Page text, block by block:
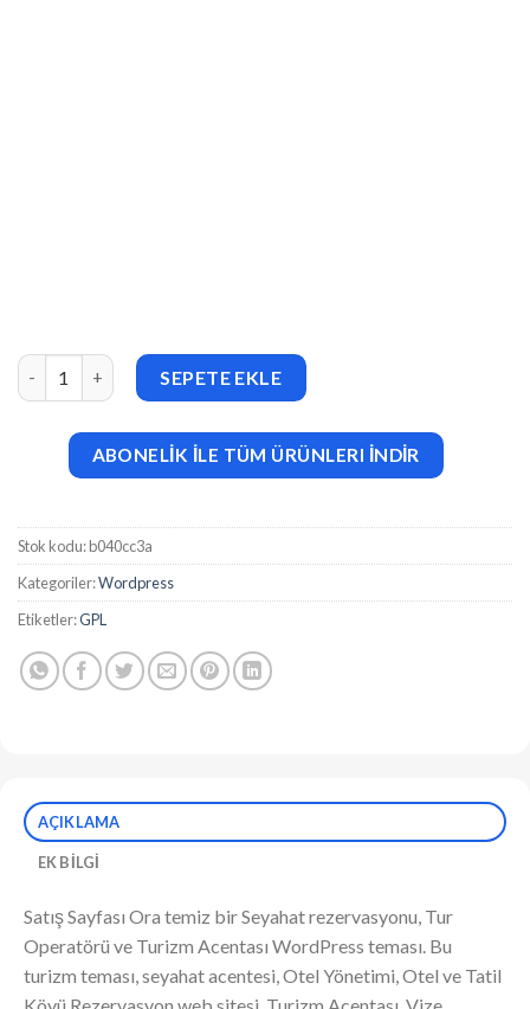
Ora v2.6 Travel Booking WordPress theme adet
SEPETE EKLE
ABONELİK İLE TÜM ÜRÜNLERI İNDİR
Stok kodu:b040cc3a
Kategoriler:Wordpress
Etiketler:GPL
AÇIKLAMA
EK BILGI
Satış Sayfası Ora temiz bir Seyahat rezervasyonu, Tur
Operatörü ve Turizm Acentası WordPress teması. Bu
turizm teması, seyahat acentesi, Otel Yönetimi, Otel ve Tatil
Köyü Rezervasyon web sitesi, Turizm Acentası, Vize